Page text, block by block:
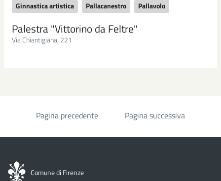
Ginnastica artistica
Pallacanestro Pallavolo
Palestra "Vittorino da Feltre"
Via Chiantigiana, 221
PaginazionePagina precedente Pagina successiva
Comune di Firenze